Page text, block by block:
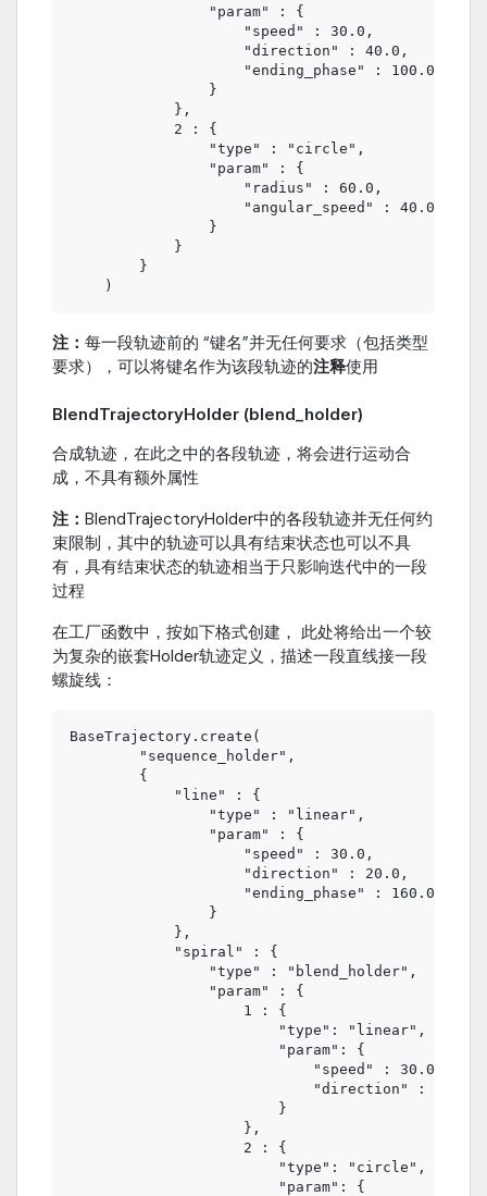
                "param" : {
                    "speed" : 30.0,
                    "direction" : 40.0,
                    "ending_phase" : 100.0
                }
            },
            2 : {
                "type" : "circle",
                "param" : {
                    "radius" : 60.0,
                    "angular_speed" : 40.0
                }
            }
        }
注： 每一段轨迹前的 “键名”并无任何要求（包括类型
要求），可以将键名作为该段轨迹的注释使用
BlendTrajectoryHolder (blend_holder)
合成轨迹，在此之中的各段轨迹，将会进行运动合
成，不具有额外属性
注： BlendTrajectoryHolder中的各段轨迹并无任何约
束限制，其中的轨迹可以具有结束状态也可以不具
有，具有结束状态的轨迹相当于只影响迭代中的一段
过程
在工厂函数中，按如下格式创建， 此处将给出一个较
为复杂的嵌套Holder轨迹定义，描述一段直线接一段
螺旋线：
BaseTrajectory.create(
        "sequence_holder",
        {
            "line" : {
                "type" : "linear",
                "param" : {
                    "speed" : 30.0,
                    "direction" : 20.0,
                    "ending_phase" : 160.0
                }
            },
            "spiral" : {
                "type" : "blend_holder",
                "param" : {
                    1 : {
                        "type": "linear",
                        "param": {
                            "speed" : 30.0,
                            "direction" : 30.0
                        }
                    },
                    2 : {
                        "type": "circle",
                        "param": {